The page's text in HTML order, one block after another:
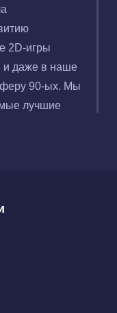
2D-игры
и даже в наше
90-ых. Мы
лучшие